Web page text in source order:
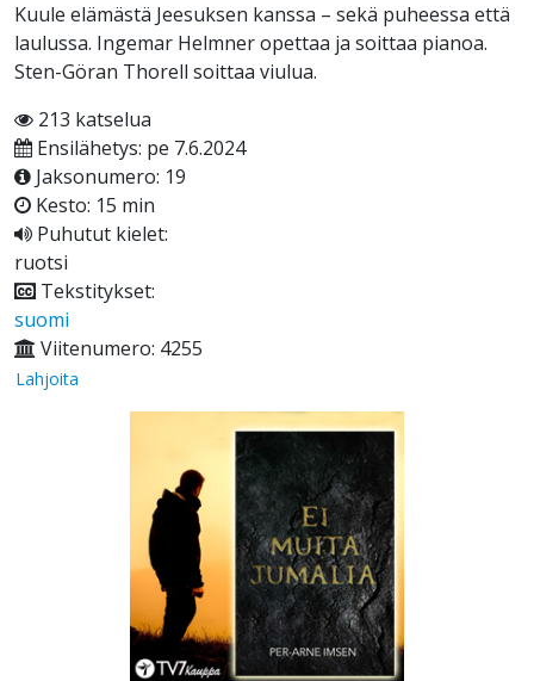
Kuule elämästä Jeesuksen kanssa – sekä puheessa että
laulussa. Ingemar Helmner opettaa ja soittaa pianoa.
Sten-Göran Thorell soittaa viulua.
213 katselua
Ensilähetys: pe 7.6.2024
Jaksonumero: 19
Kesto: 15 min
Puhutut kielet:
ruotsi
Tekstitykset:
suomi
Viitenumero: 4255
Lahjoita